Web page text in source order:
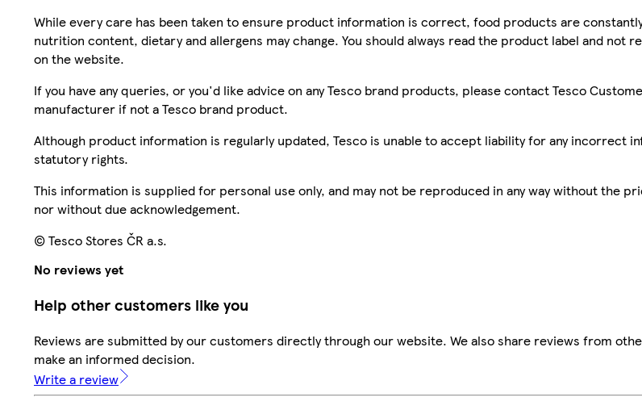
While every care has been taken to ensure product information is correct, food products are
nutrition content, dietary and allergens may change. You should always read the product label and not
on the website.
If you have any queries, or you'd like advice on any Tesco brand products, please contact Tesco
manufacturer if not a Tesco brand product.
Although product information is regularly updated, Tesco is unable to accept liability for any incorrect
statutory rights.
This information is supplied for personal use only, and may not be reproduced in any way without the
nor without due acknowledgement.
© Tesco Stores ČR a.s.
No reviews yet
Help other customers like you
Reviews are submitted by our customers directly through our website. We also share reviews from
make an informed decision.
Write a review